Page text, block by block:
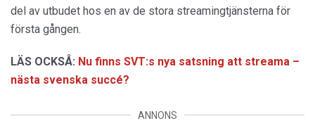
del av utbudet hos en av de stora streamingtjänsterna för
första gången.
LÄS OCKSÅ: Nu finns SVT:s nya satsning att streama –
nästa svenska succé?
ANNONS